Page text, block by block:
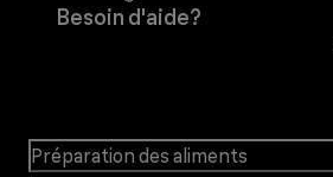
Besoin d'aide?
Préparation des aliments